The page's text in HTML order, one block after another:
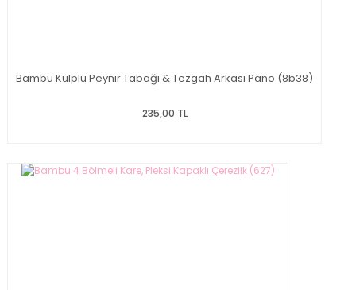
Bambu Kulplu Peynir Tabağı & Tezgah Arkası Pano (8b38)
235,00 TL